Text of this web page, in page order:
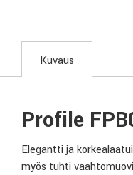
Kuvaus
Profile
Elegantti ja
myös tuhti